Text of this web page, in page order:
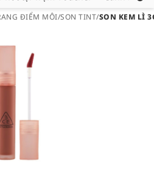
ĐIỂM MÔI/SON TINT/SON KEM LÌ